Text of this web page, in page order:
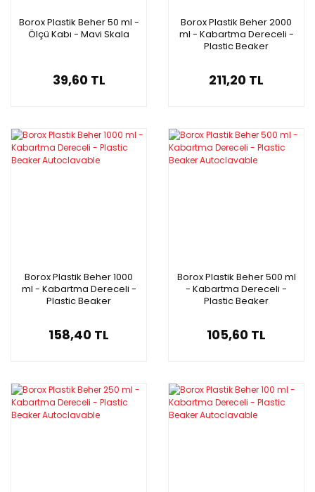
Borox Plastik Beher 50 ml -
Ölçü Kabı - Mavi Skala
39,60 TL
Borox Plastik Beher 2000
ml - Kabartma Dereceli -
Plastic Beaker
211,20 TL
Borox Plastik Beher 1000
ml - Kabartma Dereceli -
Plastic Beaker
158,40 TL
Borox Plastik Beher 500 ml
- Kabartma Dereceli -
Plastic Beaker
105,60 TL